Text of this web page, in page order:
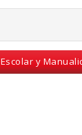
Escolar y